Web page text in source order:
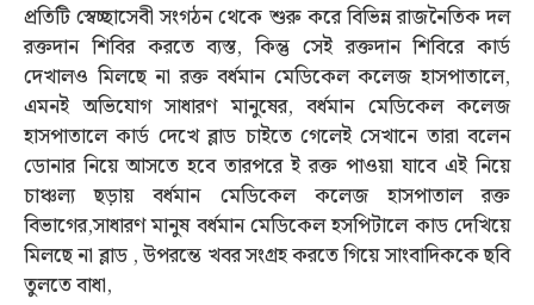
প্রতিটি স্বেচ্ছাসেবী সংগঠন থেকে শুরু করে বিভিন্ন রাজনৈতিক দল
রক্তদান শিবির করতে ব্যস্ত, কিন্তু সেই রক্তদান শিবিরে কার্ড
দেখালও মিলছে না রক্ত বর্ধমান মেডিকেল কলেজ হাসপাতালে,
এমনই অভিযোগ সাধারণ মানুষের, বর্ধমান মেডিকেল কলেজ
হাসপাতালে কার্ড দেখে ব্লাড চাইতে গেলেই সেখানে তারা বলেন
ডোনার নিয়ে আসতে হবে তারপরে ই রক্ত পাওয়া যাবে এই নিয়ে
চাঞ্চল্য ছড়ায় বর্ধমান মেডিকেল কলেজ হাসপাতাল রক্ত
বিভাগের,সাধারণ মানুষ বর্ধমান মেডিকেল হসপিটালে কাড দেখিয়ে
মিলছে না ব্লাড , উপরন্তে খবর সংগ্রহ করতে গিয়ে সাংবাদিককে ছবি
তুলতে বাধা,